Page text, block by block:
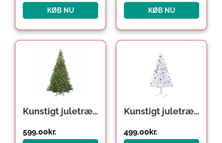
KØB NU KØB NU
Kunstigt juletræ med eventyrlys, 140 cm
599.00kr.
Kunstigt juletræ, grantræ, 150 cm med fod inklusive dekoration (150 cm, hvid/juletræ)
499.00kr.